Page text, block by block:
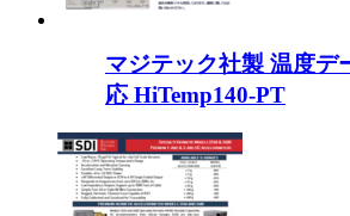
マジテック社製 温度デ
応 HiTemp140-PT